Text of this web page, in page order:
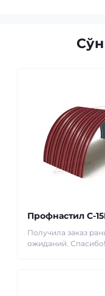
Профнастил С-
Получила заказ
ожиданий. Спасибо!